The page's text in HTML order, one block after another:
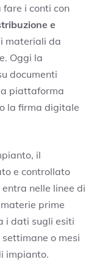
i conti con
e
materiali da
Oggi la
documenti
piattaforma
la firma digitale
il
e controllato
nelle linee di
prime
i dati sugli esiti
o mesi
impianto.